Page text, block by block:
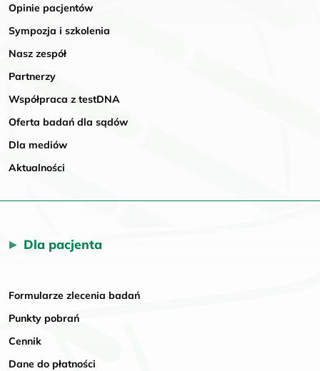
Opinie pacjentów
Sympozja i szkolenia
Nasz zespół
Partnerzy
Współpraca z testDNA
Oferta badań dla sądów
Dla mediów
Aktualności
Dla pacjenta
Formularze zlecenia badań
Punkty pobrań
Cennik
Dane do płatności